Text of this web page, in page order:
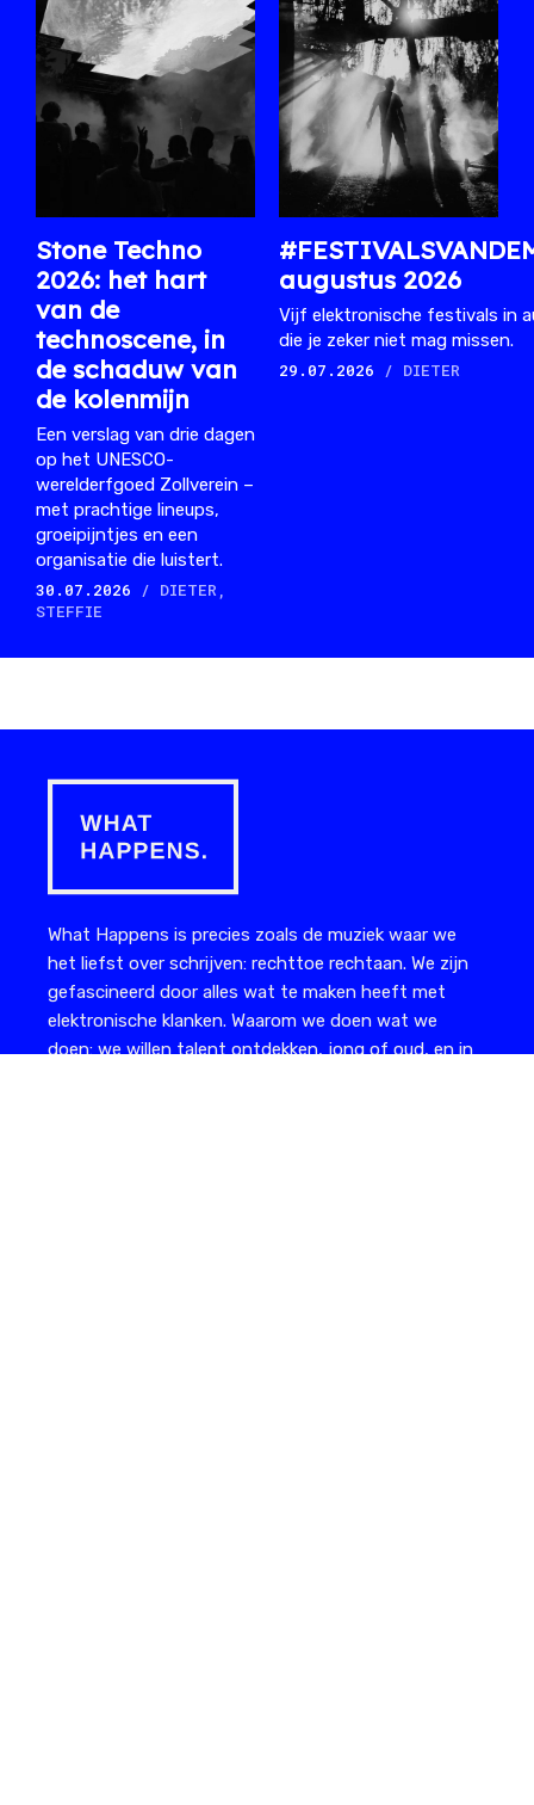
Stone Techno
2026: het hart
van de
technoscene, in
de schaduw van
de kolenmijn
Een verslag van drie dagen
op het UNESCO-
werelderfgoed Zollverein –
met prachtige lineups,
groeipijntjes en een
organisatie die luistert.
30.07.2026
/ DIETER,
STEFFIE
augustus 2026
Vijf elektronische festivals in
die je zeker niet mag missen.
29.07.2026
/ DIETER
What Happens is precies zoals de muziek waar we
het liefst over schrijven: rechttoe rechtaan. We zijn
gefascineerd door alles wat te maken heeft met
elektronische klanken. Waarom we doen wat we
doen: we willen talent ontdekken, jong of oud, en in